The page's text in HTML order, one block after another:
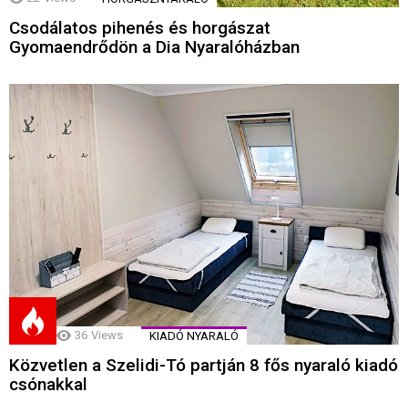
Csodálatos pihenés és horgászat
Gyomaendrődön a Dia Nyaralóházban
36 Views KIADÓ NYARALÓ
Közvetlen a Szelidi-Tó partján 8 fős nyaraló kiadó
csónakkal